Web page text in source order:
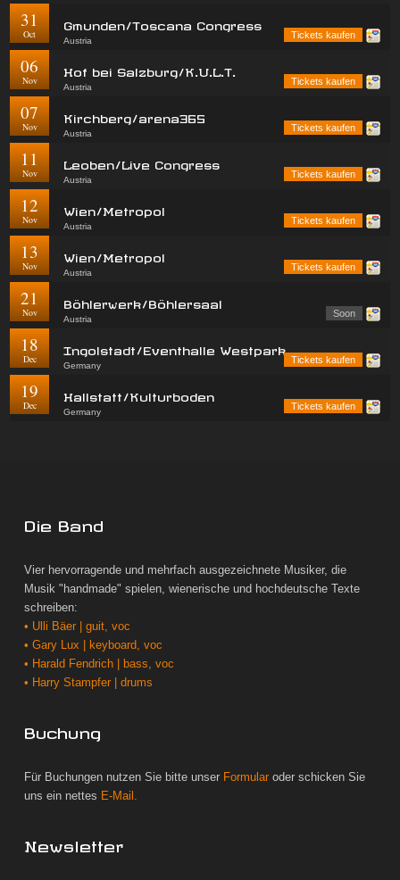
31
Oct
Gmunden/Toscana Congress
Austria
Tickets kaufen
06
Nov
Hof bei Salzburg/K.U.L.T.
Austria
Tickets kaufen
07
Nov
Kirchberg/arena365
Austria
Tickets kaufen
11
Nov
Leoben/Live Congress
Austria
Tickets kaufen
12
Nov
Wien/Metropol
Austria
Tickets kaufen
13
Nov
Wien/Metropol
Austria
Tickets kaufen
21
Nov
Böhlerwerk/Böhlersaal
Austria
Soon
18
Dec
Ingolstadt/Eventhalle Westpark
Germany
Tickets kaufen
19
Dec
Hallstatt/Kulturboden
Germany
Tickets kaufen
Die Band
Vier hervorragende und mehrfach ausgezeichnete Musiker, die
Musik "handmade" spielen, wienerische und hochdeutsche Texte
schreiben:
• Ulli Bäer | guit, voc
• Gary Lux | keyboard, voc
• Harald Fendrich | bass, voc
• Harry Stampfer | drums
Buchung
Für Buchungen nutzen Sie bitte unser Formular oder schicken Sie
uns ein nettes E-Mail.
Newsletter